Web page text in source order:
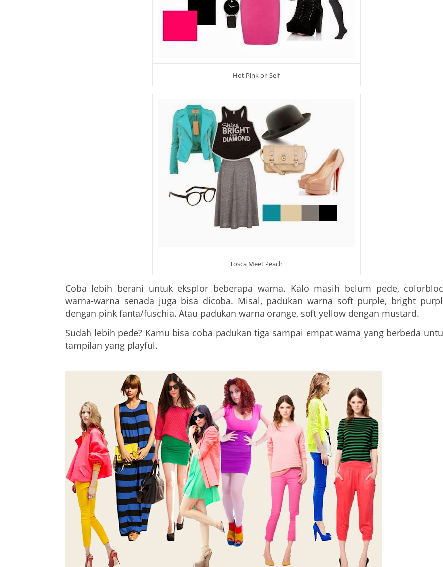
Hot Pink on Self
Tosca Meet Peach
Coba lebih berani untuk eksplor beberapa warna. Kalo masih belum pede,
warna-warna senada juga bisa dicoba. Misal, padukan warna soft purple, bright
dengan pink fanta/fuschia. Atau padukan warna orange, soft yellow dengan mustard.
Sudah lebih pede? Kamu bisa coba padukan tiga sampai empat warna yang berbeda
tampilan yang playful.